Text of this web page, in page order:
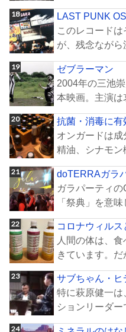
LAST PUNK
このレコード
が、残念なが
ゼブラーマン
2004年の三池
本映画。主演は
抗菌・消毒に有
オンガードは
精油、シナモン
doTERRAガラ
ガラパーティ
「祭典」を意
コロナウィルス
人間の体は、
きています。
サブちゃん・ヒ
特に萩原健一
ションリーダ